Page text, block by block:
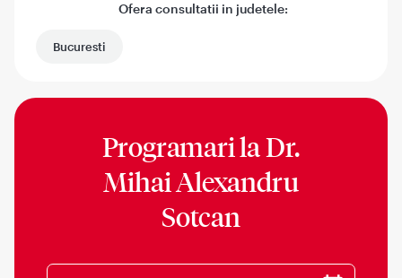
Ofera consultatii in judetele:
Bucuresti
Programari laDr.
Mihai Alexandru
Sotcan